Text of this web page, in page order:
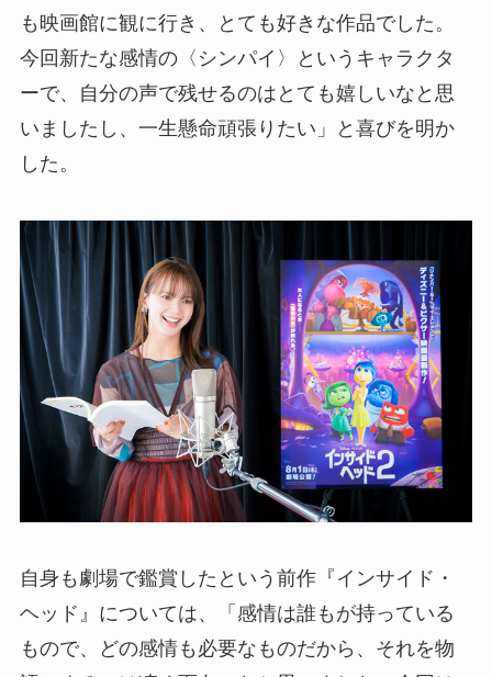
も映画館に観に行き、とても好きな作品でした。
今回新たな感情の〈シンパイ〉というキャラクタ
ーで、自分の声で残せるのはとても嬉しいなと思
いましたし、一生懸命頑張りたい」と喜びを明か
した。
自身も劇場で鑑賞したという前作『インサイド・
ヘッド』については、「感情は誰もが持っている
もので、どの感情も必要なものだから、それを物